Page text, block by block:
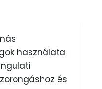
használata
és